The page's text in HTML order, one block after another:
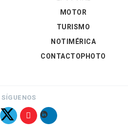
MOTOR
TURISMO
NOTIMÉRICA
CONTACTOPHOTO
SÍGUENOS